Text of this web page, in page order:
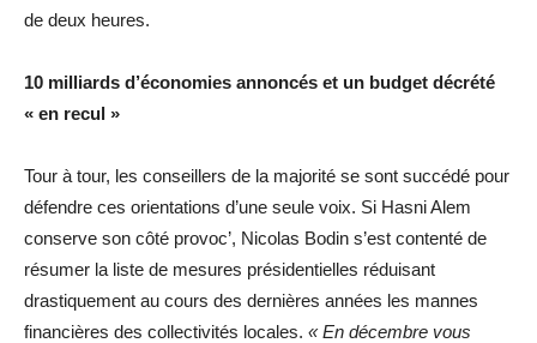
de deux heures.
10 milliards d’économies annoncés et un budget décrété
« en recul »
Tour à tour, les conseillers de la majorité se sont succédé pour
défendre ces orientations d’une seule voix. Si Hasni Alem
conserve son côté provoc’, Nicolas Bodin s’est contenté de
résumer la liste de mesures présidentielles réduisant
drastiquement au cours des dernières années les mannes
financières des collectivités locales. « En décembre vous